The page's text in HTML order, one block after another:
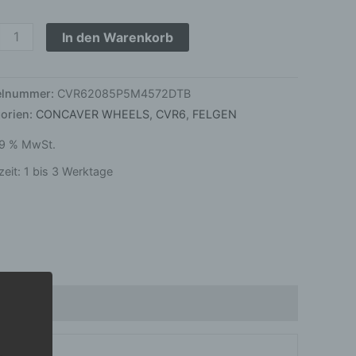
In den Warenkorb
CVR62085P5M4572DTB
CONCAVER WHEELS, CVR6, FELGEN
% MwSt.
1 bis 3 Werktage